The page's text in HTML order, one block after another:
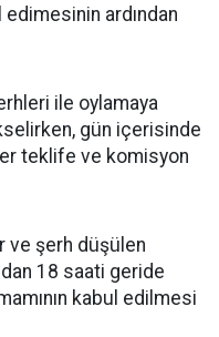
ardından
ile oylamaya
gün içerisinde
teklife ve komisyon
ve şerh düşülen
18 saati geride
kabul edilmesi